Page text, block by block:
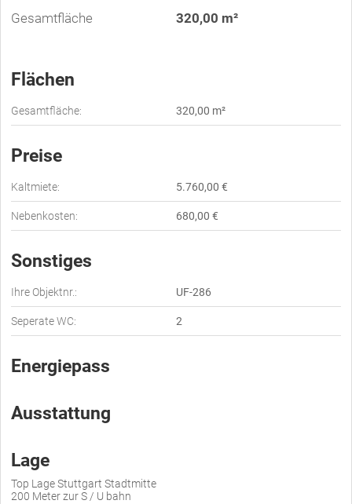
Gesamtfläche
320,00 m²
Flächen
Gesamtfläche: 320,00 m²
Preise
Kaltmiete: 5.760,00 €
Nebenkosten: 680,00 €
Sonstiges
Ihre Objektnr.: UF-286
Seperate WC: 2
Energiepass
Ausstattung
Lage
Top Lage Stuttgart Stadtmitte
200 Meter zur S / U bahn